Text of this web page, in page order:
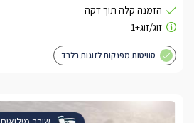
סוויטות מפנקות לזוגות בלבד